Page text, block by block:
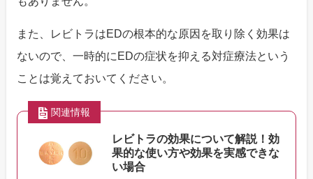
また、レビトラはEDの根本的な原因を取り除く効果は
ないので、一時的にEDの症状を抑える対症療法という
ことは覚えておいてください。
関連情報
レビトラの効果について解説！効
果的な使い方や効果を実感できな
い場合